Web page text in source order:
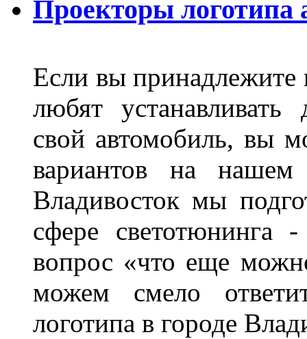
Проекторы логотипа
Если вы принадлежите
любят устанавливать
свой автомобиль, вы
вариантов на
Владивосток мы
сфере светотюнинга
вопрос «что еще
можем смело
логотипа в городе